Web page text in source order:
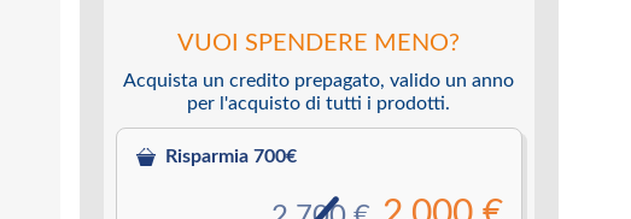
VUOI SPENDERE MENO?
Acquista un credito prepagato, valido un anno
per l'acquisto di tutti i prodotti.
Risparmia 700€